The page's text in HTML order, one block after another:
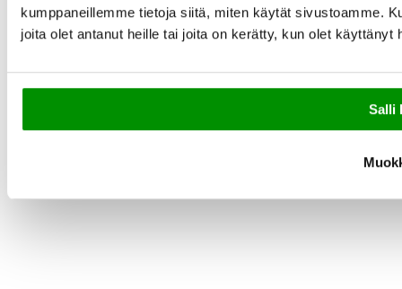
kumppaneillemme tietoja siitä, miten käytät sivustoamme.
joita olet antanut heille tai joita on kerätty, kun olet käyttänyt
Salli